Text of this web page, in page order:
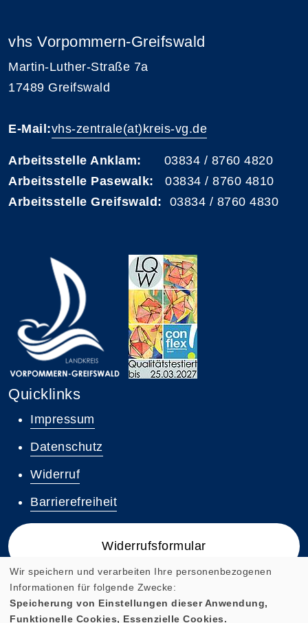
vhs Vorpommern-Greifswald
Martin-Luther-Straße 7a
17489 Greifswald
E-Mail:vhs-zentrale(at)kreis-vg.de
Arbeitsstelle Anklam: 03834 / 8760 4820
Arbeitsstelle Pasewalk: 03834 / 8760 4810
Arbeitsstelle Greifswald: 03834 / 8760 4830
Quicklinks
Impressum
Datenschutz
Widerruf
Barrierefreiheit
Widerrufsformular
Wir speichern und verarbeiten Ihre personenbezogenen
Informationen für folgende Zwecke:
Speicherung von Einstellungen dieser Anwendung,
Funktionelle Cookies, Essenzielle Cookies.